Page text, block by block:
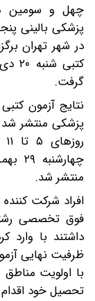
چهل و سومین
در شهر تهران
گرفت.
پزشکی منتشر
منتشر شد.
افراد شرکت
داشتند با
ظرفیت نهایی
با اولویت
تحصیل خود اقدام